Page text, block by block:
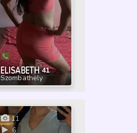
ELISABETH41
Szombathely
11
6